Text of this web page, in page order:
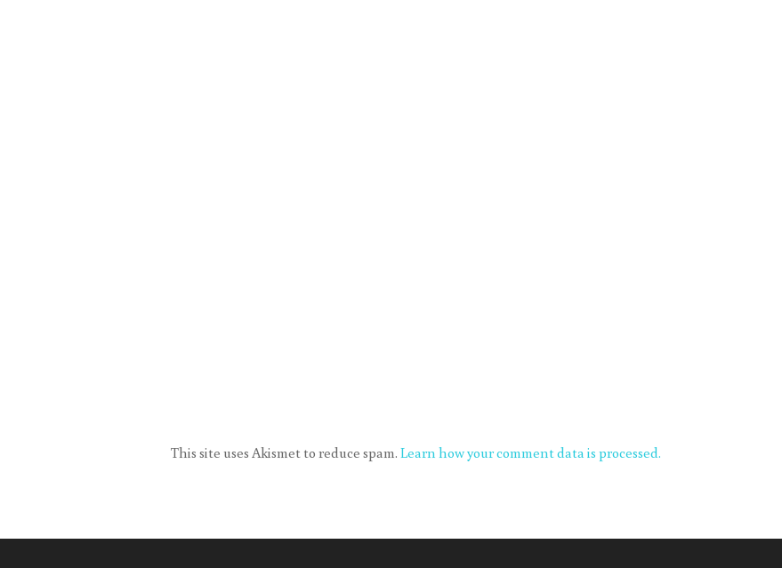
This site uses Akismet to reduce spam. Learn how your comment data is processed.